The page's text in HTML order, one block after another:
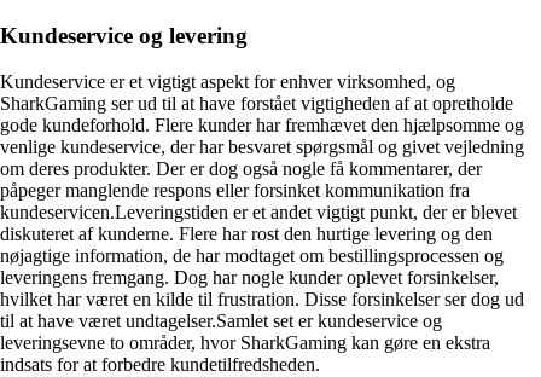
Kundeservice og levering
Kundeservice er et vigtigt aspekt for enhver virksomhed, og
SharkGaming ser ud til at have forstået vigtigheden af at opretholde
gode kundeforhold. Flere kunder har fremhævet den hjælpsomme og
venlige kundeservice, der har besvaret spørgsmål og givet vejledning
om deres produkter. Der er dog også nogle få kommentarer, der
påpeger manglende respons eller forsinket kommunikation fra
kundeservicen.Leveringstiden er et andet vigtigt punkt, der er blevet
diskuteret af kunderne. Flere har rost den hurtige levering og den
nøjagtige information, de har modtaget om bestillingsprocessen og
leveringens fremgang. Dog har nogle kunder oplevet forsinkelser,
hvilket har været en kilde til frustration. Disse forsinkelser ser dog ud
til at have været undtagelser.Samlet set er kundeservice og
leveringsevne to områder, hvor SharkGaming kan gøre en ekstra
indsats for at forbedre kundetilfredsheden.